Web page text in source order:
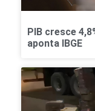
PIB cresce
aponta IBGE